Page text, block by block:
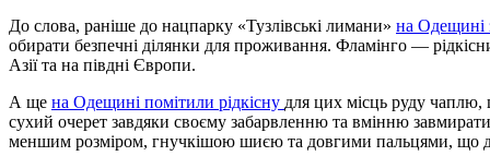
До слова, раніше до нацпарку «Тузлівські лимани» на Одещині
обирати безпечні ділянки для проживання. Фламінго —
Азії та на півдні Європи.
А ще на Одещині помітили рідкісну для цих місць руду чаплю,
сухий очерет завдяки своєму забарвленню та вмінню
меншим розміром, гнучкішою шиєю та довгими пальцями, що